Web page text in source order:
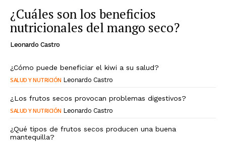
¿Cuáles son los beneficios
nutricionales del mango seco?
Leonardo Castro
¿Cómo puede beneficiar el kiwi a su salud?
SALUD Y NUTRICIÓN Leonardo Castro
¿Los frutos secos provocan problemas digestivos?
SALUD Y NUTRICIÓN Leonardo Castro
¿Qué tipos de frutos secos producen una buena
mantequilla?